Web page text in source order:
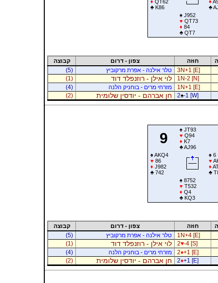
♦ QT62
♣K86
♦
♣
♠J952
♥ QT73
♦ 84
♣QT7
חוזה צפון - דרום
קבוצה
3N+1 [E]
טלר אילנה - אפרת מרקוביץ
(5)
1N-2 [N]
לוי אילן - רוזנפלד דוד
(1)
1N+1 [E]
מזרחי מרים - בוחניק הלנה
(4)
2♠-1 [W] חן אברהם - יודסין שלומית (2)
9
♠JT93
♥ Q94
♦ K7
♣AJ96
♠AKQ4
♥ 86
♦ J982
♣742
♠6
♥
♦
♣
♠8752
♥ T532
♦ Q4
♣KQ3
חוזה צפון - דרום
קבוצה
1N+4 [E]
טלר אילנה - אפרת מרקוביץ
(5)
2♥-4 [S] לוי אילן - רוזנפלד דוד
(1)
2♦+1 [E] מזרחי מרים - בוחניק הלנה
(4)
2♦+1 [E] חן אברהם - יודסין שלומית (2)